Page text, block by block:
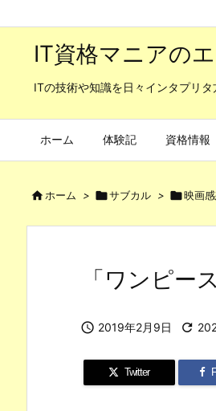
IT資格マニアの
ITの技術や知識を日々インタプリ
ホーム 体験記 資格情報
ホーム > サブカル > 映画
「ワンピ
 2019年2月9日 
Twitter